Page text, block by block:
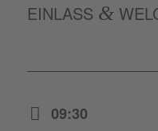
EINLASS &
09:30